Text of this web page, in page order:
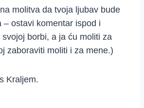
molitva da tvoja ljubav bude
– ostavi komentar ispod i
borbi, a ja ću moliti za
zaboraviti moliti i za mene.)
Kraljem.